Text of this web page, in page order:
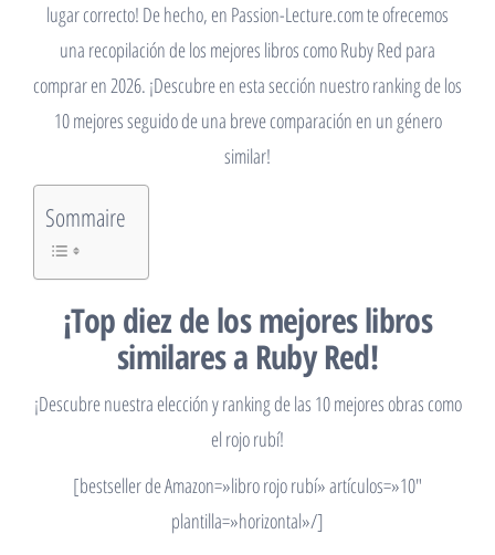
lugar correcto! De hecho, en Passion-Lecture.com te ofrecemos
una recopilación de los mejores libros como Ruby Red para
comprar en 2026. ¡Descubre en esta sección nuestro ranking de los
10 mejores seguido de una breve comparación en un género
similar!
Sommaire
¡Top diez de los mejores libros
similares a Ruby Red!
¡Descubre nuestra elección y ranking de las 10 mejores obras como
el rojo rubí!
[bestseller de Amazon=»libro rojo rubí» artículos=»10″
plantilla=»horizontal»/]